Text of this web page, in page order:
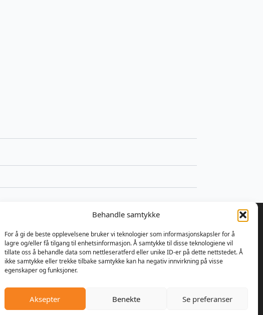
Behandle samtykke
For å gi de beste opplevelsene bruker vi teknologier som informasjonskapsler for å
lagre og/eller få tilgang til enhetsinformasjon. Å samtykke til disse teknologiene vil
tillate oss å behandle data som nettleseratferd eller unike ID-er på dette nettstedet. Å
ikke samtykke eller trekke tilbake samtykke kan ha negativ innvirkning på visse
egenskaper og funksjoner.
Aksepter Benekte Se preferanser
Om oss
Våren 1989 bestemte Ulrik Olseng og
Dagfinn Hansen seg for å starte opp med
gressklippere. Bedriften fikk navnet
Hagemaskiner AS, og lokalene var den
gamle landhandelen på Vesttorp